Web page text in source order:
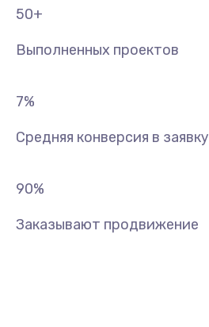
50+
Выполненных проектов
7%
Средняя конверсия в заявку
90%
Заказывают продвижение